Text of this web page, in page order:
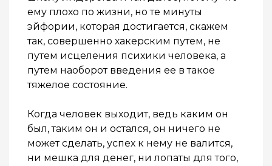
ему плохо по жизни, но те минуты
эйфории, которая достигается, скажем
так, совершенно хакерским путем, не
путем исцеления психики человека, а
путем наоборот введения ее в такое
тяжелое состояние.
Когда человек выходит, ведь каким он
был, таким он и остался, он ничего не
может сделать, успех к нему не валится,
ни мешка для денег, ни лопаты для того,